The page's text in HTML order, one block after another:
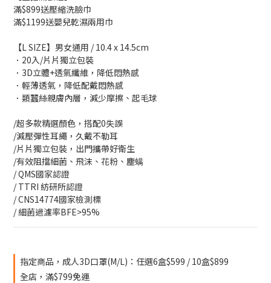
滿$899送壓縮洗臉巾
滿$1199送嬰兒乾濕兩用巾
【L SIZE】男女通用 / 10.4 x 14.5cm
．20入/片片獨立包裝
．3D立體+透氣纖維，降低悶熱感
．輕薄透氣，降低配戴悶熱感
．類蠶絲親膚內層，減少摩擦、起毛球
/超多款精選顏色，搭配0失誤
/減壓彈性耳繩，久戴不勒耳
/片片獨立包裝，出門攜帶好衛生
/有效阻擋細菌、飛沫、花粉、塵螨
/ QMS國家認證
/ TTRI 紡研所認證
/ CNS14774國家檢測標
/ 細菌過濾率BFE>95%
指定商品，成人3D口罩(M/L)：任選6盒$599 / 10盒$899
全店，滿$799免運